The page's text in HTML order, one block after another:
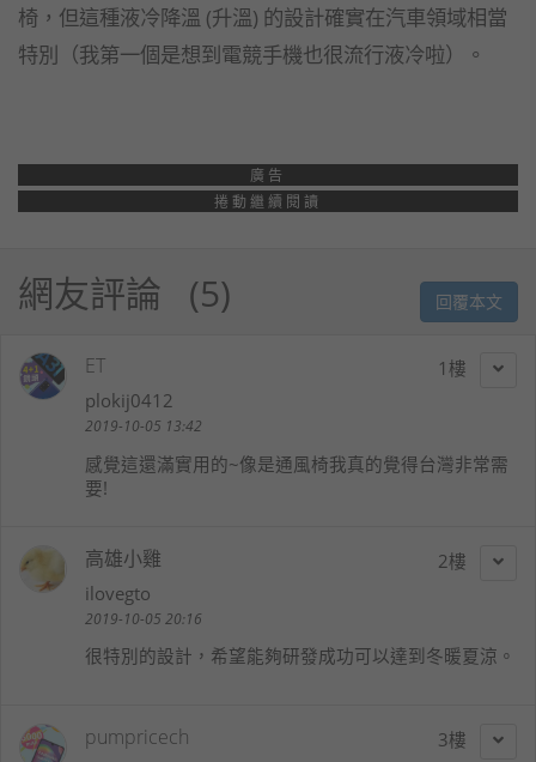
椅，但這種液冷降溫 (升溫) 的設計確實在汽車領域相當
特別（我第一個是想到電競手機也很流行液冷啦）。
廣告
捲動繼續閱讀
網友評論 5 回覆本文
1
ET
plokij0412
2019-10-05 13:42
感覺這還滿實用的~像是通風椅我真的覺得台灣非常需
要!
2
高雄小雞
ilovegto
2019-10-05 20:16
很特別的設計，希望能夠研發成功可以達到冬暖夏涼。
3
pumpricech